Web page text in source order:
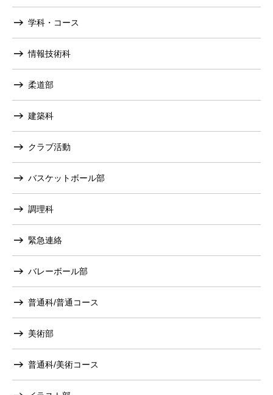
学科・コース
情報技術科
柔道部
建築科
クラブ活動
バスケットボール部
調理科
緊急連絡
バレーボール部
普通科/普通コース
美術部
普通科/美術コース